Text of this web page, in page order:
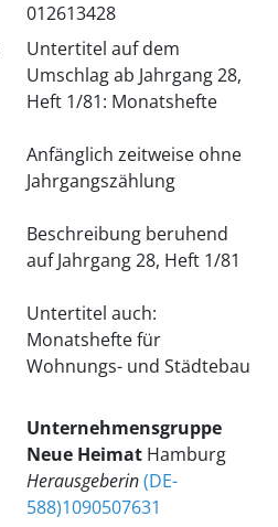
012613428
Untertitel auf dem
Umschlag ab Jahrgang 28,
Heft 1/81: Monatshefte
Anfänglich zeitweise ohne
Jahrgangszählung
Beschreibung beruhend
auf Jahrgang 28, Heft 1/81
Untertitel auch:
Monatshefte für
Wohnungs- und Städtebau
Unternehmensgruppe
Neue Heimat Hamburg
Herausgeberin(DE-
588)1090507631